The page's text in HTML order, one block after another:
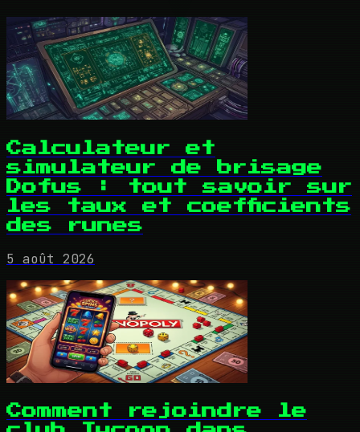
Calculateur et
simulateur de brisage
Dofus : tout savoir sur
les taux et coefficients
des runes
5 août 2026
Comment rejoindre le